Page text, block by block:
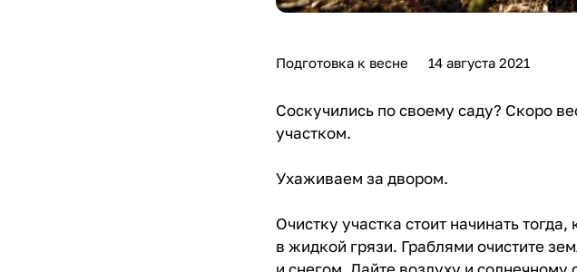
Подготовка к весне 14 августа 2021
Соскучились по своему саду? Скоро
участком.
Ухаживаем за двором.
Очистку участка стоит начинать
в жидкой грязи. Граблями очистите